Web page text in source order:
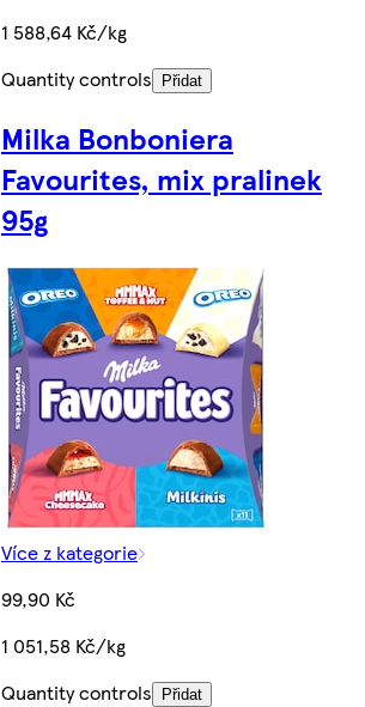
1 588,64 Kč/kg
Quantity controls
Přidat
Milka Bonboniera
Favourites, mix pralinek
95g
Více z kategorie
99,90 Kč
1 051,58 Kč/kg
Quantity controls
Přidat